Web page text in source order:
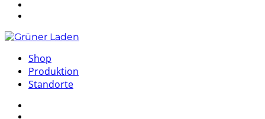
Shop
Produktion
Standorte